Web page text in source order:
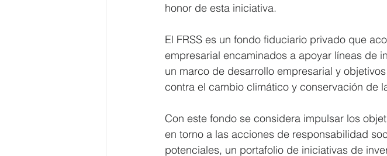
honor de esta iniciativa.
El FRSS es un fondo fiduciario privado que
empresarial encaminados a apoyar líneas de
un marco de desarrollo empresarial y
contra el cambio climático y conservación de
Con este fondo se considera impulsar los
en torno a las acciones de responsabilidad
potenciales, un portafolio de iniciativas de